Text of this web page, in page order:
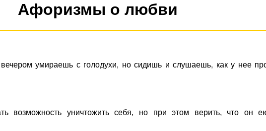
Афоризмы о любви
умираешь с голодухи, но сидишь и слушаешь, как у нее
возможность уничтожить себя, но при этом верить, что он